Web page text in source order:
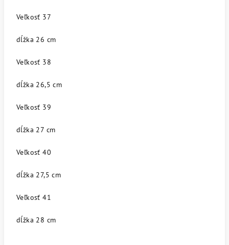
Veľkosť 37
dĺžka 26 cm
Veľkosť 38
dĺžka 26,5 cm
Veľkosť 39
dĺžka 27 cm
Veľkosť 40
dĺžka 27,5 cm
Veľkosť 41
dĺžka 28 cm